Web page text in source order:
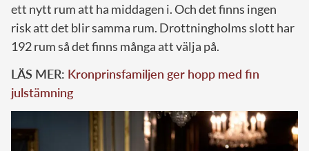
ett nytt rum att ha middagen i. Och det finns ingen
risk att det blir samma rum. Drottningholms slott har
192 rum så det finns många att välja på.
LÄS MER: Kronprinsfamiljen ger hopp med fin
julstämning